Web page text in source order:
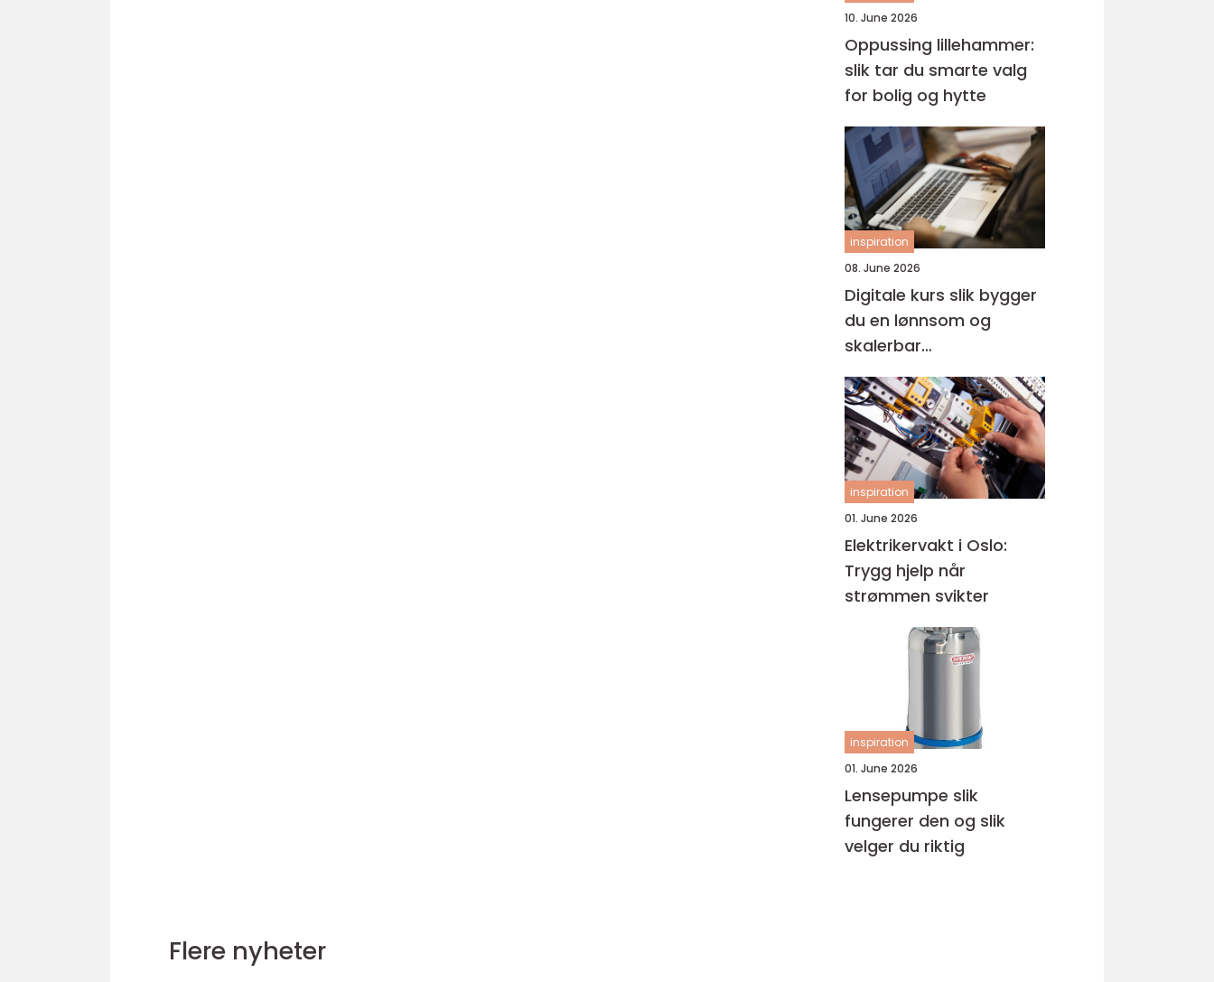
10. June 2026
Oppussing lillehammer:
slik tar du smarte valg
for bolig og hytte
inspiration
08. June 2026
Digitale kurs slik bygger
du en lønnsom og
skalerbar
kunnskapsbedrift
inspiration
01. June 2026
Elektrikervakt i Oslo:
Trygg hjelp når
strømmen svikter
inspiration
01. June 2026
Lensepumpe slik
fungerer den og slik
velger du riktig
Flere nyheter